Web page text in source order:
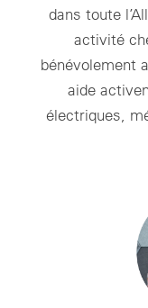
dans toute
activité
bénévolement
aide
électriques,